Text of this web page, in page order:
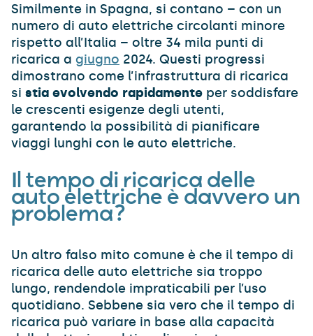
Similmente in Spagna, si contano – con un
numero di auto elettriche circolanti minore
rispetto all’Italia – oltre 34 mila punti di
ricarica a giugno 2024. Questi progressi
dimostrano come l’infrastruttura di ricarica
si stia evolvendo rapidamente per soddisfare
le crescenti esigenze degli utenti,
garantendo la possibilità di pianificare
viaggi lunghi con le auto elettriche.
Il tempo di ricarica delle
auto elettriche è davvero un
problema?
Un altro falso mito comune è che il tempo di
ricarica delle auto elettriche sia troppo
lungo, rendendole impraticabili per l’uso
quotidiano. Sebbene sia vero che il tempo di
ricarica può variare in base alla capacità